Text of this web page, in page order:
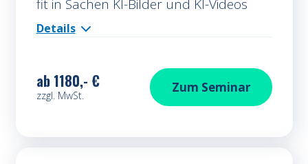
fit in Sachen KI-Bilder und KI-Videos
Details
ab1180,- €
zzgl. MwSt.
Zum Bilder und
Seminar